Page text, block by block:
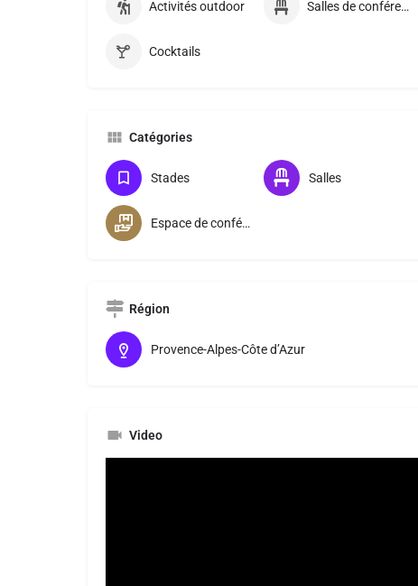
Activités outdoor Salles de conférences
Cocktails
Catégories
Stades Salles
Espace de conférence
Région
Provence-Alpes-Côte d’Azur
Video